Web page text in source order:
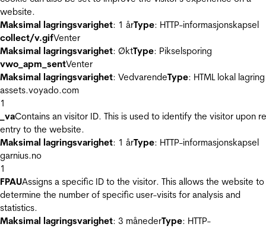
website.
Maksimal lagringsvarighet: 1 årType: HTTP-informasjonskapsel
collect/v.gifVenter
Maksimal lagringsvarighet: ØktType: Pikselsporing
vwo_apm_sentVenter
Maksimal lagringsvarighet: VedvarendeType: HTML lokal lagring
assets.voyado.com
1
_vaContains an visitor ID. This is used to identify the visitor upon
entry to the website.
Maksimal lagringsvarighet: 1 årType: HTTP-informasjonskapsel
garnius.no
1
FPAUAssigns a specific ID to the visitor. This allows the website to
determine the number of specific user-visits for analysis and
statistics.
Maksimal lagringsvarighet: 3 månederType: HTTP-